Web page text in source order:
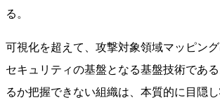
る。
可視化を超えて、攻撃対象領域マッピン
セキュリティの基盤となる基盤技術であ
るか把握できない組織は、本質的に目隠